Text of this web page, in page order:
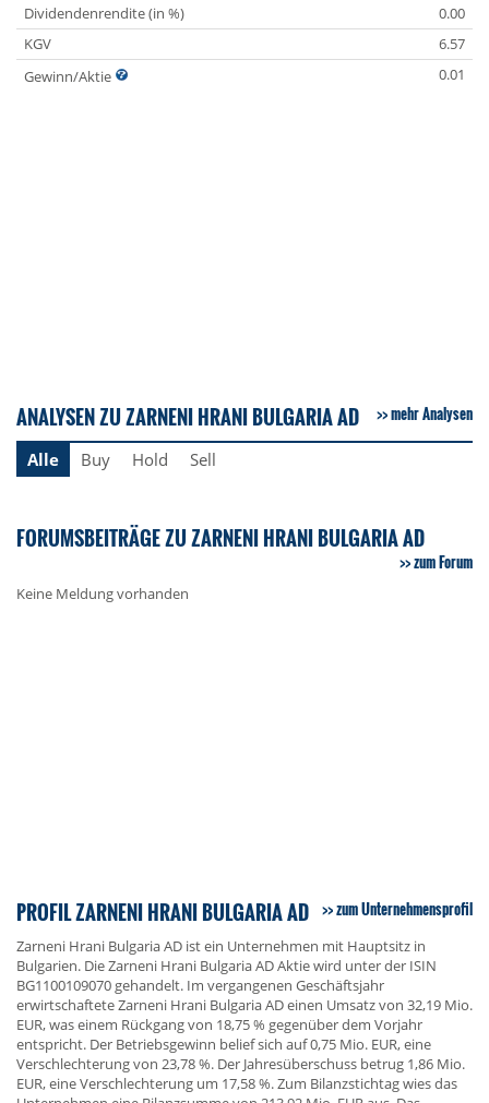
Dividendenrendite (in %)
0.00
KGV
6.57
Gewinn/Aktie
0.01
ANALYSEN ZU ZARNENI HRANI BULGARIA AD mehr Analysen
Alle Buy Hold Sell
FORUMSBEITRÄGE ZU ZARNENI HRANI BULGARIA AD
zum Forum
Keine Meldung vorhanden
PROFIL ZARNENI HRANI BULGARIA AD zum Unternehmensprofil
Zarneni Hrani Bulgaria AD ist ein Unternehmen mit Hauptsitz in
Bulgarien. Die Zarneni Hrani Bulgaria AD Aktie wird unter der ISIN
BG1100109070 gehandelt. Im vergangenen Geschäftsjahr
erwirtschaftete Zarneni Hrani Bulgaria AD einen Umsatz von 32,19 Mio.
EUR, was einem Rückgang von 18,75 % gegenüber dem Vorjahr
entspricht. Der Betriebsgewinn belief sich auf 0,75 Mio. EUR, eine
Verschlechterung von 23,78 %. Der Jahresüberschuss betrug 1,86 Mio.
EUR, eine Verschlechterung um 17,58 %. Zum Bilanzstichtag wies das